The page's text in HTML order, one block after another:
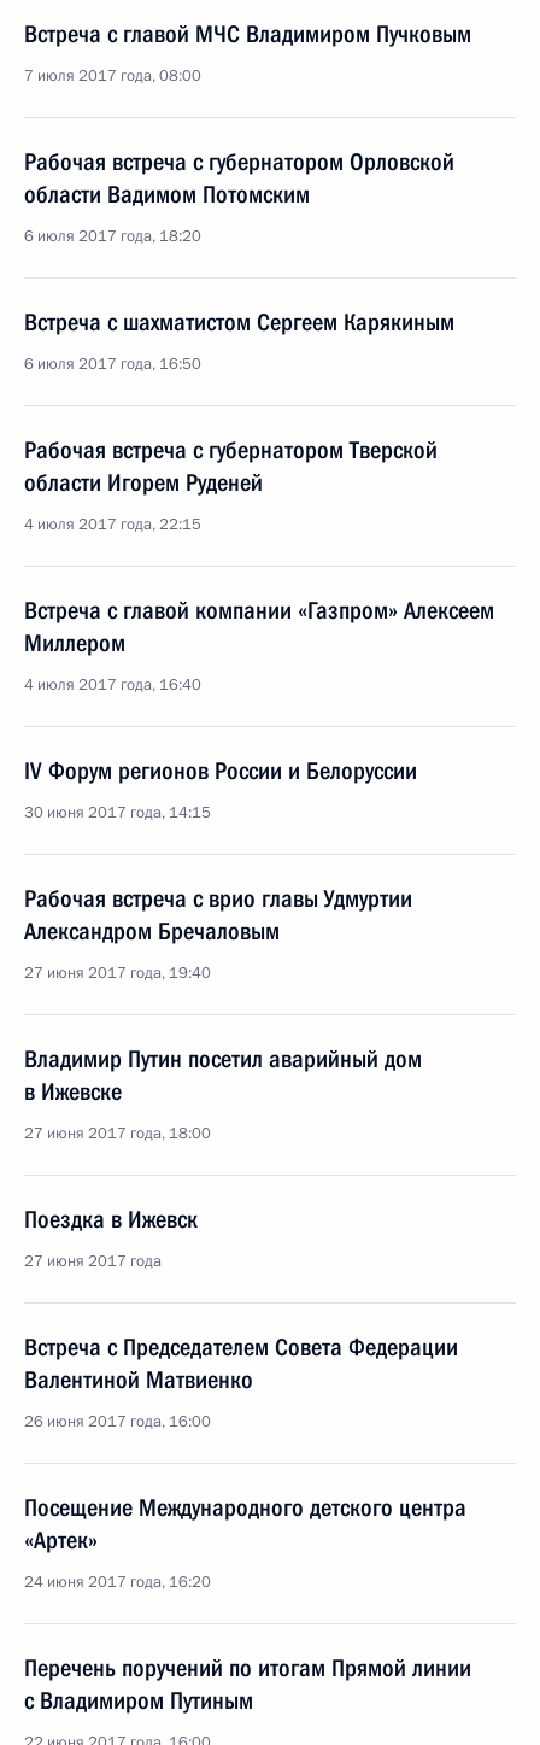
Встреча с главой МЧС Владимиром Пучковым
7 июля 2017 года, 08:00
Рабочая встреча с губернатором Орловской
области Вадимом Потомским
6 июля 2017 года, 18:20
Встреча с шахматистом Сергеем Карякиным
6 июля 2017 года, 16:50
Рабочая встреча с губернатором Тверской
области Игорем Руденей
4 июля 2017 года, 22:15
Встреча с главой компании «Газпром» Алексеем
Миллером
4 июля 2017 года, 16:40
IV Форум регионов России и Белоруссии
30 июня 2017 года, 14:15
Рабочая встреча с врио главы Удмуртии
Александром Бречаловым
27 июня 2017 года, 19:40
Владимир Путин посетил аварийный дом
в Ижевске
27 июня 2017 года, 18:00
Поездка в Ижевск
27 июня 2017 года
Встреча с Председателем Совета Федерации
Валентиной Матвиенко
26 июня 2017 года, 16:00
Посещение Международного детского центра
«Артек»
24 июня 2017 года, 16:20
Перечень поручений по итогам Прямой линии
с Владимиром Путиным